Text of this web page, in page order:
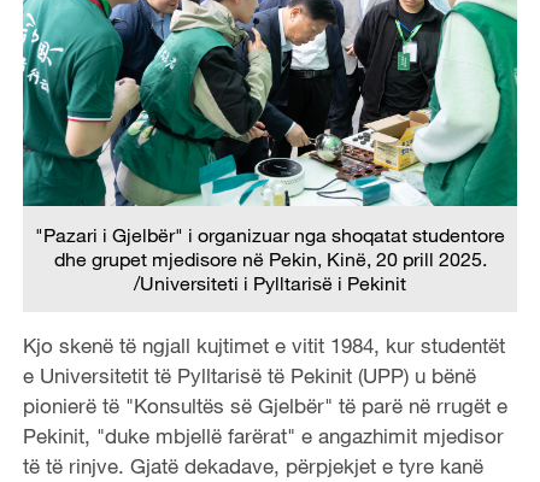
"Pazari i Gjelbër" i organizuar nga shoqatat studentore
dhe grupet mjedisore në Pekin, Kinë, 20 prill 2025.
/Universiteti i Pylltarisë i Pekinit
Kjo skenë të ngjall kujtimet e vitit 1984, kur studentët
e Universitetit të Pylltarisë të Pekinit (UPP) u bënë
pionierë të "Konsultës së Gjelbër" të parë në rrugët e
Pekinit, "duke mbjellë farërat" e angazhimit mjedisor
të të rinjve. Gjatë dekadave, përpjekjet e tyre kanë